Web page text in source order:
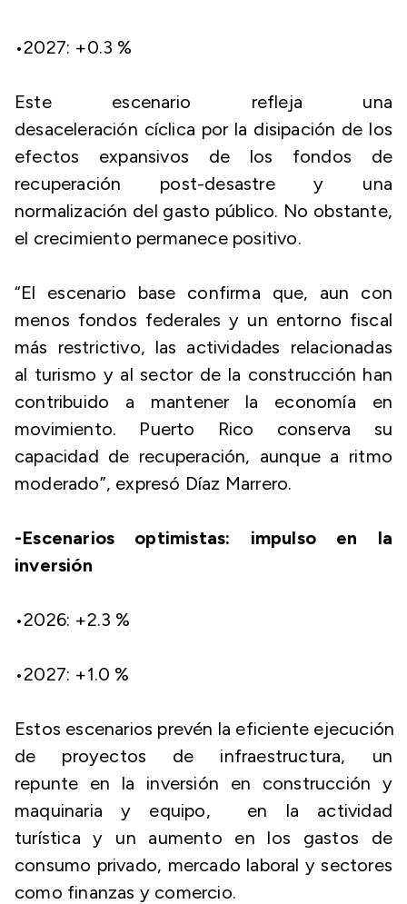
​•​2027: +0.3 %
Este escenario refleja una
desaceleración cíclica por la disipación de los
efectos expansivos de los fondos de
recuperación post-desastre y una
normalización del gasto público. No obstante,
el crecimiento permanece positivo.
“El escenario base confirma que, aun con
menos fondos federales y un entorno fiscal
más restrictivo, las actividades relacionadas
al turismo y al sector de la construcción han
contribuido a mantener la economía en
movimiento. Puerto Rico conserva su
capacidad de recuperación, aunque a ritmo
moderado”, expresó Díaz Marrero.
-Escenarios optimistas: impulso en la
inversión
​•​2026: +2.3 %
​•​2027: +1.0 %
Estos escenarios prevén la eficiente ejecución
de proyectos de infraestructura, un
repunte en la inversión en construcción y
maquinaria y equipo, en la actividad
turística y un aumento en los gastos de
consumo privado, mercado laboral y sectores
como finanzas y comercio.